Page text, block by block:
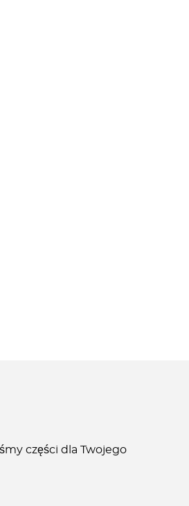
części dla Twojego